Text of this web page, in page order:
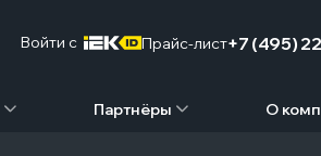
Войти c Прайс-лист+7 (495)
Партнёры О